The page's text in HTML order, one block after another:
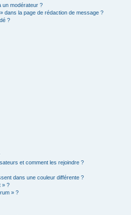
un modérateur ?
dans la page de rédaction de message ?
?
et comment les rejoindre ?
dans une couleur différente ?
» ?
» ?